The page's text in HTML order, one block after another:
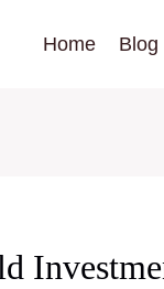
Home Blog